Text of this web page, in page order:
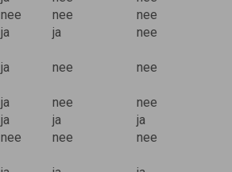
nee nee
nee
ja ja nee
ja nee nee
ja nee
nee
ja ja
ja
nee nee nee